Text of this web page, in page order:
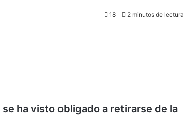
18 2 minutos de lectura
se ha visto obligado a retirarse de la